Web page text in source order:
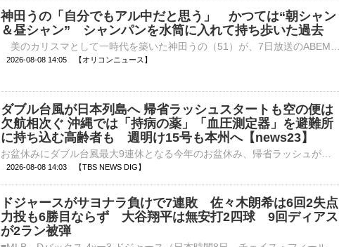
神田うの「自分でもアル中だと思う」 かつては“朝シャン
＆昼シャン” シャンパンを水筒に入れて持ち歩いた過去
2026-08-08 14:05 【オリコンニュース】
ダブル台風が日本列島へ 帰省ラッシュスタートも空の便は
欠航相次ぐ 沖縄では「持病の薬」「血圧測定器」を避難所
に持ち込む高齢者も 週明け15号も本州へ【news23】
2026-08-08 14:03 【TBS NEWS DIG】
ドジャースがサヨナラ負けで7連敗 佐々木朗希は6回2失点
力投も6勝目ならず 大谷翔平は無安打2四球 9回ディアス
が2ラン被弾